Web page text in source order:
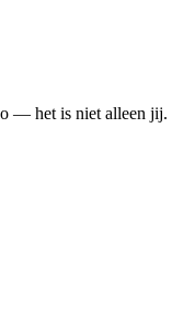
— het is niet alleen jij.